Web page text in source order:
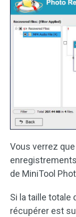
Vous verrez
de MiniTool
Si la taille totale
récupérer est